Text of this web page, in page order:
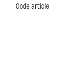
Code article